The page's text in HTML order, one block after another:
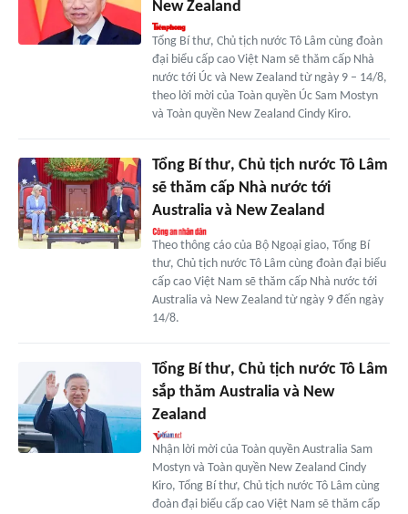
New Zealand
Tổng Bí thư, Chủ tịch nước Tô Lâm cùng đoàn
đại biểu cấp cao Việt Nam sẽ thăm cấp Nhà
nước tới Úc và New Zealand từ ngày 9 – 14/8,
theo lời mời của Toàn quyền Úc Sam Mostyn
và Toàn quyền New Zealand Cindy Kiro.
Tổng Bí thư, Chủ tịch nước Tô Lâm
sẽ thăm cấp Nhà nước tới
Australia và New Zealand
Theo thông cáo của Bộ Ngoại giao, Tổng Bí
thư, Chủ tịch nước Tô Lâm cùng đoàn đại biểu
cấp cao Việt Nam sẽ thăm cấp Nhà nước tới
Australia và New Zealand từ ngày 9 đến ngày
14/8.
Tổng Bí thư, Chủ tịch nước Tô Lâm
sắp thăm Australia và New
Zealand
Nhận lời mời của Toàn quyền Australia Sam
Mostyn và Toàn quyền New Zealand Cindy
Kiro, Tổng Bí thư, Chủ tịch nước Tô Lâm cùng
đoàn đại biểu cấp cao Việt Nam sẽ thăm cấp